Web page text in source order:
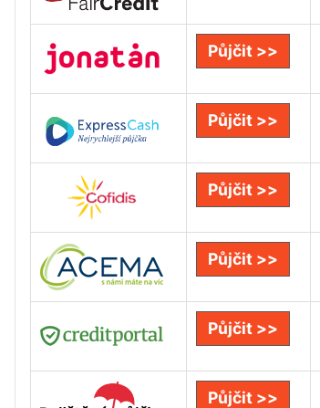
Půjčit >>
Půjčit >>
Půjčit >>
Půjčit >>
Půjčit >>
Půjčit >>